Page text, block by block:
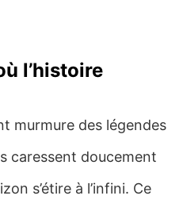
l’histoire
murmure des légendes
caressent doucement
s’étire à l’infini. Ce